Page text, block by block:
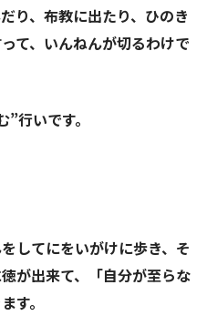
り、布教に出たり、ひのき
て、いんねんが切るわけで
行いです。
してにをいがけに歩き、そ
が出来て、「自分が至らな
す。